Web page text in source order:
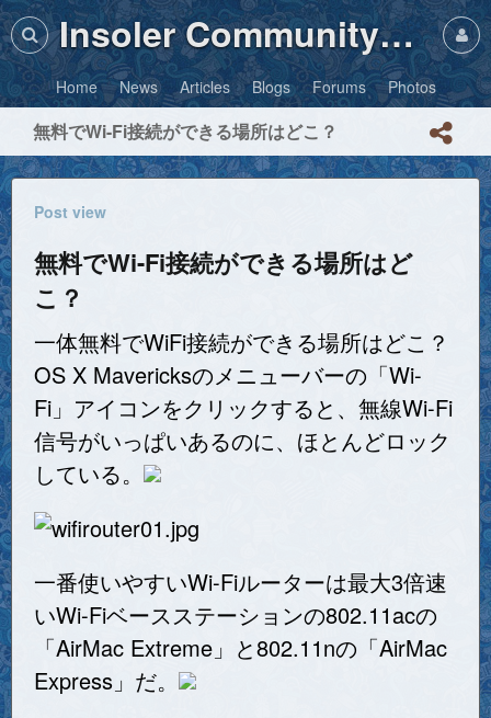
Insoler Community・Photos
Home News Articles Blogs Forums Photos
無料でWi-Fi接続ができる場所はどこ？
Post view
無料でWi-Fi接続ができる場所はど
こ？
一体無料でWiFi接続ができる場所はどこ？
OS X Mavericksのメニューバーの「Wi-
Fi」アイコンをクリックすると、無線Wi-Fi
信号がいっぱいあるのに、ほとんどロック
している。
一番使いやすいWi-Fiルーターは最大3倍速
いWi-Fiベースステーションの802.11acの
「AirMac Extreme」と802.11nの「AirMac
Express」だ。